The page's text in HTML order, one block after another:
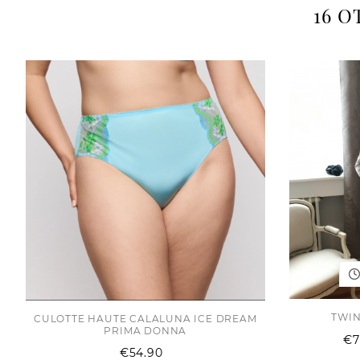
16
CULOTTE HAUTE CALALUNA ICE DREAM
PRIMA DONNA
€54.90